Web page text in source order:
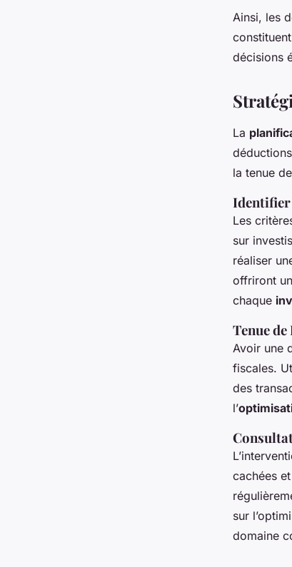
Ainsi, les
décisions
La
la tenue
Identifier
Les
sur
réaliser
offriront
chaque
Tenue
Avoir une
fiscales.
des
l’
cachées
sur
domaine